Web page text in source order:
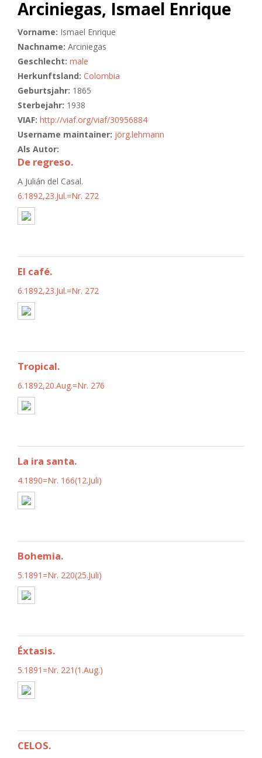
Arciniegas, Ismael Enrique
Vorname: Ismael Enrique
Nachname: Arciniegas
Geschlecht: male
Herkunftsland: Colombia
Geburtsjahr: 1865
Sterbejahr: 1938
VIAF: http://viaf.org/viaf/30956884
Username maintainer: jörg.lehmann
Als Autor:
De regreso.
A Julián del Casal.
6.1892,23.Jul.=Nr. 272
El café.
6.1892,23.Jul.=Nr. 272
Tropical.
6.1892,20.Aug.=Nr. 276
La ira santa.
4.1890=Nr. 166(12.Juli)
Bohemia.
5.1891=Nr. 220(25.Juli)
Éxtasis.
5.1891=Nr. 221(1.Aug.)
CELOS.